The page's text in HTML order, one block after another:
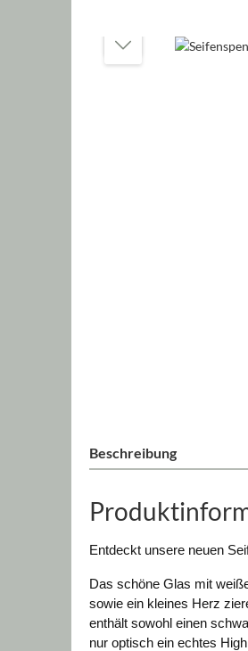
Bildergalerie überspringen
Beschreibung
Entdeckt unsere neuen
Das schöne Glas mit
sowie ein kleines Herz
enthält sowohl einen
nur optisch ein echtes